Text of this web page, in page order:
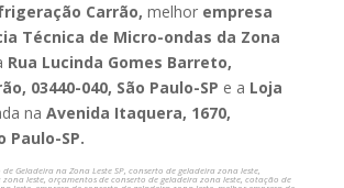
Carrão, melhorempresa
Técnica de Micro-ondas da Zona
Rua Lucinda Gomes Barreto,
03440-040, São Paulo-SP e a Loja
na Avenida Itaquera, 1670,
Paulo-SP.
Geladeira na Zona Leste SP, conserto de geladeira zona leste,
leste, orçamentos de conserto de geladeira zona leste, cotação de